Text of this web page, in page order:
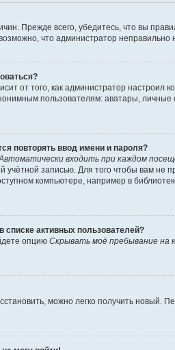
Прежде всего, убедитесь, что вы
что администратор
от того, как администратор
пользователям: аватары, личные
повторять ввод имени и пароля?
входить при каждом
учётной записью. Для того чтобы вам
компьютере, например в
списке активных пользователей?
опцию Скрывать моё пребывание на
можно легко получить новый.